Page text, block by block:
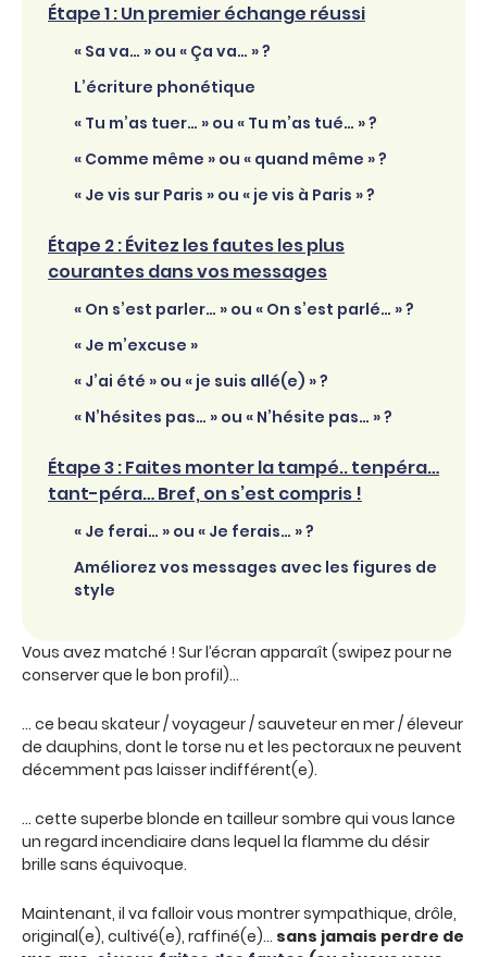
Étape 1 : Un premier échange réussi
« Sa va… » ou « Ça va… » ?
L’écriture phonétique
« Tu m’as tuer… » ou « Tu m’as tué… » ?
« Comme même » ou « quand même » ?
« Je vis sur Paris » ou « je vis à Paris » ?
Étape 2 : Évitez les fautes les plus
courantes dans vos messages
« On s’est parler… » ou « On s’est parlé… » ?
« Je m’excuse »
« J’ai été » ou « je suis allé(e) » ?
« N’hésites pas… » ou « N’hésite pas… » ?
Étape 3 : Faites monter la tampé.. tenpéra…
tant-péra… Bref, on s’est compris !
« Je ferai… » ou « Je ferais… » ?
Améliorez vos messages avec les figures de
style
Vous avez matché ! Sur l’écran apparaît (swipez pour ne
conserver que le bon profil)…
… ce beau skateur / voyageur / sauveteur en mer / éleveur
de dauphins, dont le torse nu et les pectoraux ne peuvent
décemment pas laisser indifférent(e).
… cette superbe blonde en tailleur sombre qui vous lance
un regard incendiaire dans lequel la flamme du désir
brille sans équivoque.
Maintenant, il va falloir vous montrer sympathique, drôle,
original(e), cultivé(e), raffiné(e)… sans jamais perdre de